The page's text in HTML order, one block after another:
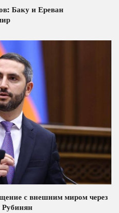
Баку и Ереван
с внешним миром через
Рубинян